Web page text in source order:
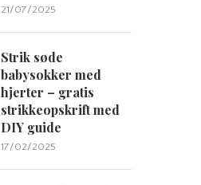
21/07/2025
Strik søde
babysokker med
hjerter – gratis
strikkeopskrift med
DIY guide
17/02/2025